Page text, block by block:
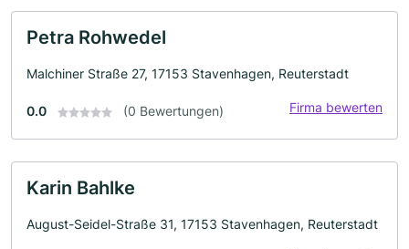
Petra Rohwedel
Malchiner Straße 27, 17153 Stavenhagen, Reuterstadt
0.0 (0 Bewertungen) Firma bewerten
Karin Bahlke
August-Seidel-Straße 31, 17153 Stavenhagen, Reuterstadt